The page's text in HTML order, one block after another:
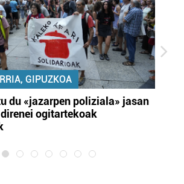
GIPUZKOA
du «jazarpen poliziala» jasan
ogitartekoak